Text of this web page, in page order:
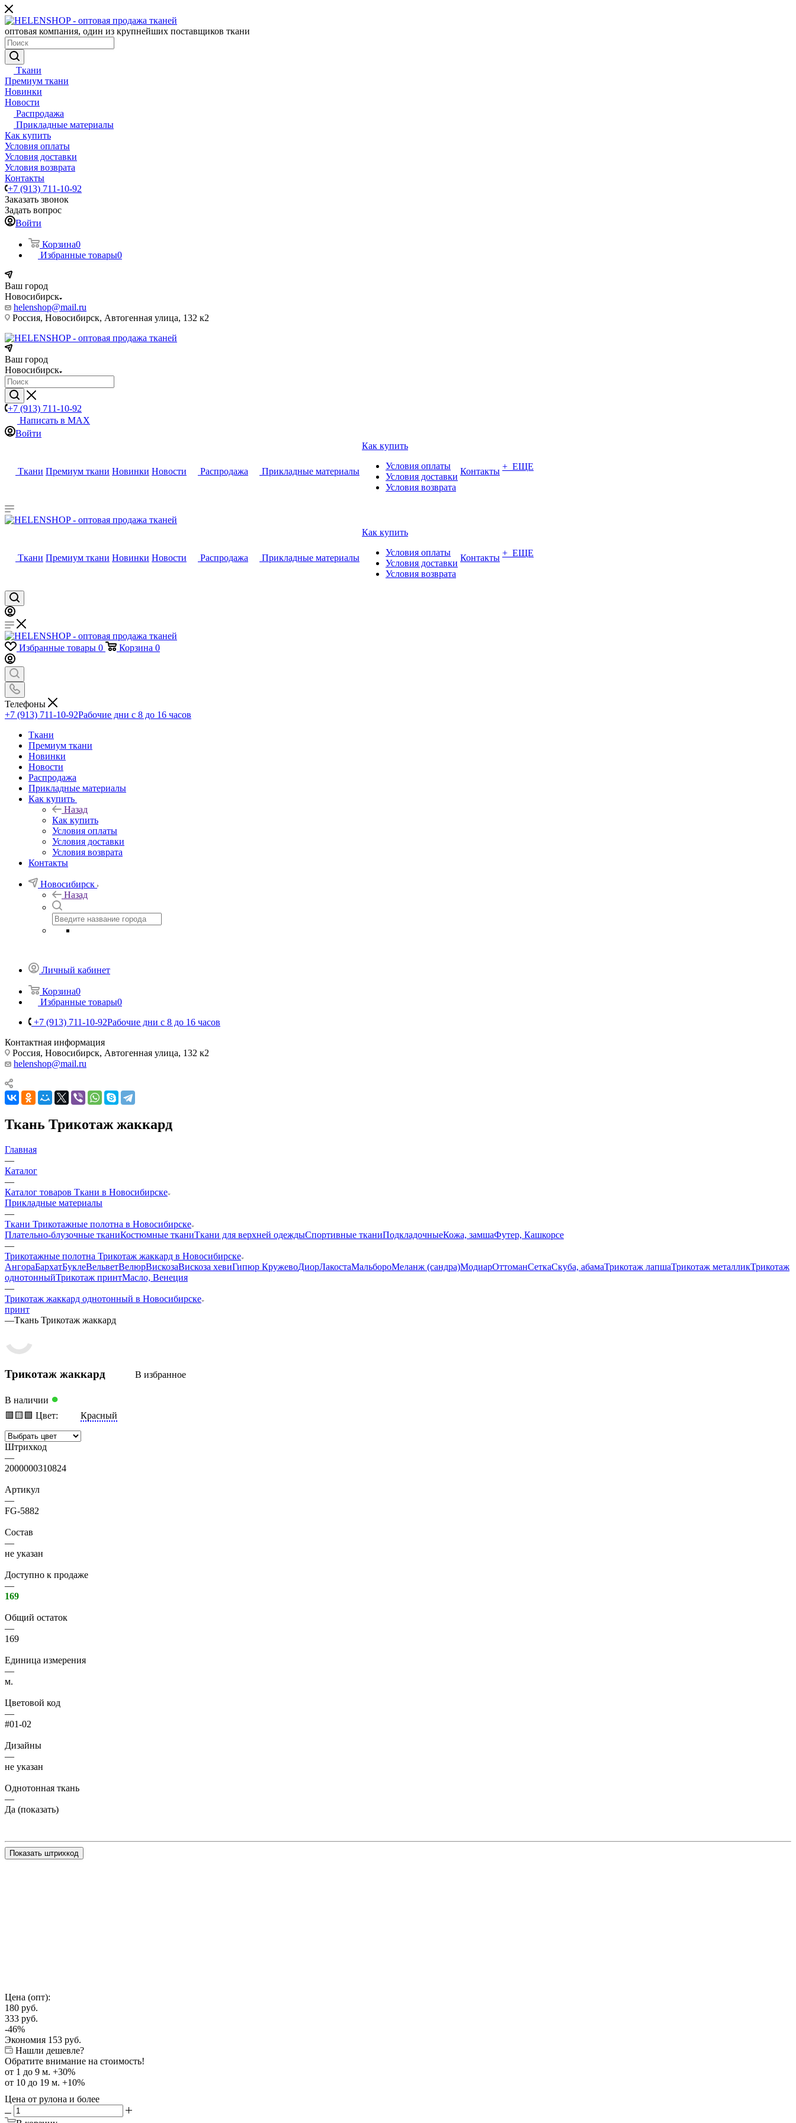
оптовая компания, один из крупнейших поставщиков ткани
Ткани
Премиум ткани
Новинки
Новости
Распродажа
Прикладные материалы
Как купить
Условия оплаты
Условия доставки
Условия возврата
Контакты
+7 (913) 711-10-92
Заказать звонок
Задать вопрос
Войти
Корзина0
Избранные товары0
Ваш город
Новосибирск
helenshop@mail.ru
Россия, Новосибирск, Автогенная улица, 132 к2
Ваш город
Новосибирск
+7 (913) 711-10-92
Написать в MAX
Войти
Ткани Премиум ткани Новинки Новости Распродажа Прикладные материалы
Как купить
Условия оплаты
Условия доставки
Условия возврата
Контакты + ЕЩЕ
Ткани Премиум ткани Новинки Новости Распродажа Прикладные материалы
Как купить
Условия оплаты
Условия доставки
Условия возврата
Контакты + ЕЩЕ
Избранные товары 0 Корзина 0
Телефоны
+7 (913) 711-10-92Рабочие дни с 8 до 16 часов
Ткани
Премиум ткани
Новинки
Новости
Распродажа
Прикладные материалы
Как купить
Назад
Как купить
Условия оплаты
Условия доставки
Условия возврата
Контакты
Новосибирск
Назад
Личный кабинет
Корзина0
Избранные товары0
+7 (913) 711-10-92Рабочие дни с 8 до 16 часов
Контактная информация
Россия, Новосибирск, Автогенная улица, 132 к2
helenshop@mail.ru
Ткань Трикотаж жаккард
Главная
—
Каталог
—
Каталог товаров Ткани в Новосибирске
Прикладные материалы
—
Ткани Трикотажные полотна в Новосибирске
Плательно-блузочные тканиКостюмные тканиТкани для верхней одеждыСпортивные тканиПодкладочныеКожа, замшаФутер, Кашкорсе
—
Трикотажные полотна Трикотаж жаккард в Новосибирске
АнгораБархатБуклеВельветВелюрВискозаВискоза хевиГипюр КружевоДиорЛакостаМальбороМеланж (сандра)МодиарОттоманСеткаСкуба, абамаТрикотаж лапшаТрикотаж металликТрикотаж
однотонныйТрикотаж принтМасло, Венеция
—
Трикотаж жаккард однотонный в Новосибирске
принт
—Ткань Трикотаж жаккард
Трикотаж жаккард В избранное
В наличии ●
🟥 🟨 🟩 Цвет: Красный
Штрихкод
—
2000000310824
Артикул
—
FG-5882
Состав
—
не указан
Доступно к продаже
—
169
Общий остаток
—
169
Единица измерения
—
м.
Цветовой код
—
#01-02
Дизайны
—
не указан
Однотонная ткань
—
Да (показать)
Показать штрихкод
Цена (опт):
180 руб.
333 руб.
-46%
Экономия 153 руб.
Нашли дешевле?
Обратите внимание на стоимость!
от 1 до 9 м. +30%
от 10 до 19 м. +10%
Цена от рулона и более